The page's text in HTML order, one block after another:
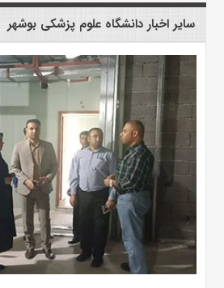
سایر اخبار دانشگاه علوم پزشکی بوشهر